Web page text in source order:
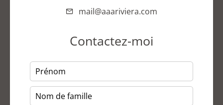
mail@aaariviera.com
Contactez-moi